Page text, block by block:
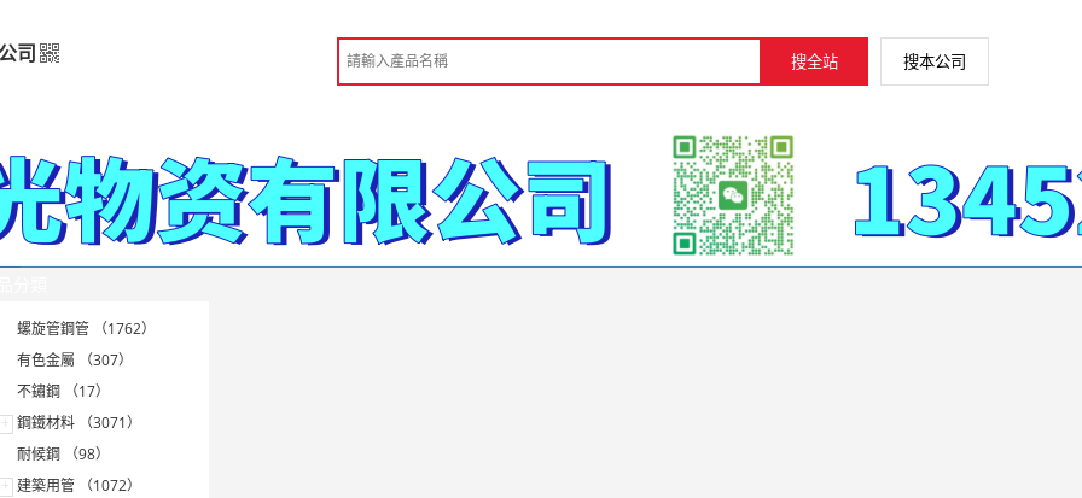
司
高級版
螺旋管鋼管 （1762）
有色金屬 （307）
不鏽鋼 （17）
+ 鋼鐵材料 （3071）
耐候鋼 （98）
+ 建築用管 （1072）